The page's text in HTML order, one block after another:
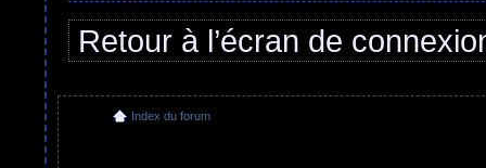
Retour à l’écran de
Index du forum